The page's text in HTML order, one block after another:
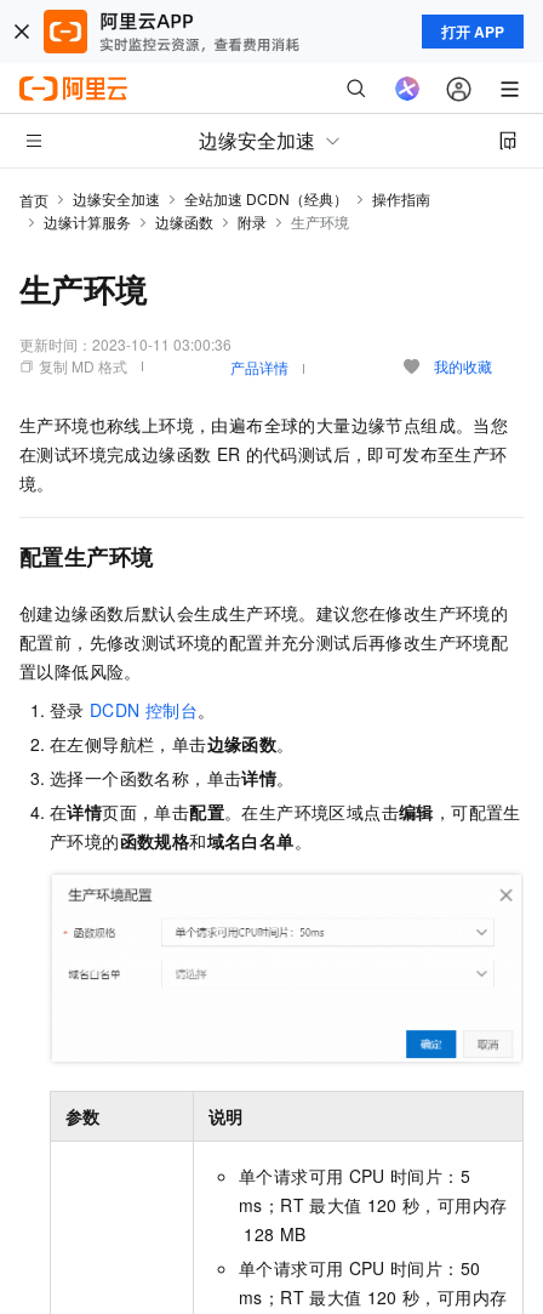
打开 APP
边缘安全加速
首页 边缘安全加速 全站加速 DCDN（经典）
操作指南
边缘计算服务
边缘函数 附录 生产环境
生产环境
更新时间： 2023-10-11 03:00:36
复制 MD 格式
产品详情 我的收藏
生产环境也称线上环境，由遍布全球的大量边缘节点组成。当您
在测试环境完成边缘函数 ER 的代码测试后，即可发布至生产环
境。
配置生产环境
创建边缘函数后默认会生成生产环境。建议您在修改生产环境的
配置前，先修改测试环境的配置并充分测试后再修改生产环境配
置以降低风险。
登录 DCDN 控制台。
在左侧导航栏，单击边缘函数。
选择一个函数名称，单击详情。
在详情页面，单击配置。在生产环境区域点击编辑 ，可配置生
产环境的函数规格和域名白名单。
参数 说明
单个请求可用 CPU 时间片：5
ms；RT 最大值 120 秒，可用内存
128 MB
单个请求可用 CPU 时间片：50
ms；RT 最大值 120 秒，可用内存